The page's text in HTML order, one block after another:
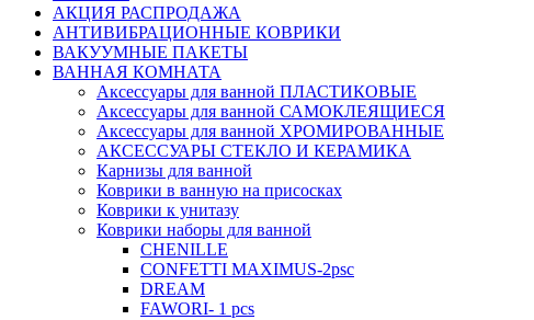
АКЦИЯ РАСПРОДАЖА
АНТИВИБРАЦИОННЫЕ КОВРИКИ
ВАКУУМНЫЕ ПАКЕТЫ
ВАННАЯ КОМНАТА
Аксессуары для ванной ПЛАСТИКОВЫЕ
Аксессуары для ванной САМОКЛЕЯЩИЕСЯ
Аксессуары для ванной ХРОМИРОВАННЫЕ
АКСЕССУАРЫ СТЕКЛО И КЕРАМИКА
Карнизы для ванной
Коврики в ванную на присосках
Коврики к унитазу
Коврики наборы для ванной
CHENILLE
CONFETTI MAXIMUS-2psc
DREAM
FAWORI- 1 pcs